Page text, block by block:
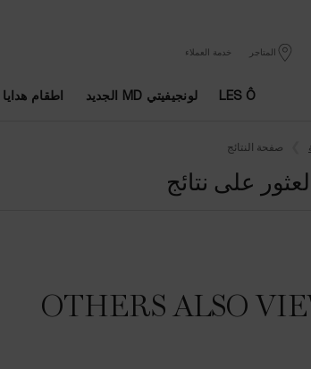
المتاجر خدمة العملاء
LES Ô لونجيفيتي MD الجديد اطقام هدايا
صفحة النتائج
على نتائج
OTHERS ALSO